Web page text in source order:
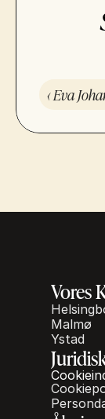
‹ Eva
Vores
Malmø
Ystad